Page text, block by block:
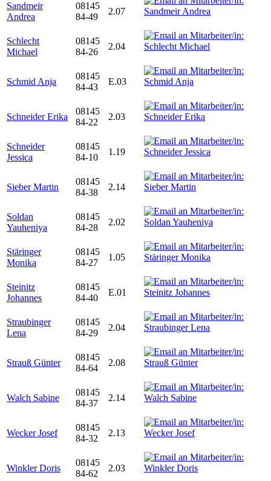
Sandmeir
Andrea
08145
84-49
2.07
Schlecht
Michael
08145
84-26
2.04
Schmid Anja
08145
84-43
E.03
Schneider Erika
08145
84-22
2.03
Schneider
Jessica
08145
84-10
1.19
Sieber Martin
08145
84-38
2.14
Soldan
Yauheniya
08145
84-28
2.02
Stäringer
Monika
08145
84-27
1.05
Steinitz
Johannes
08145
84-40
E.01
Straubinger
Lena
08145
84-29
2.04
Strauß Günter
08145
84-64
2.08
Walch Sabine
08145
84-37
2.14
Wecker Josef
08145
84-32
2.13
Winkler Doris
08145
84-62
2.03